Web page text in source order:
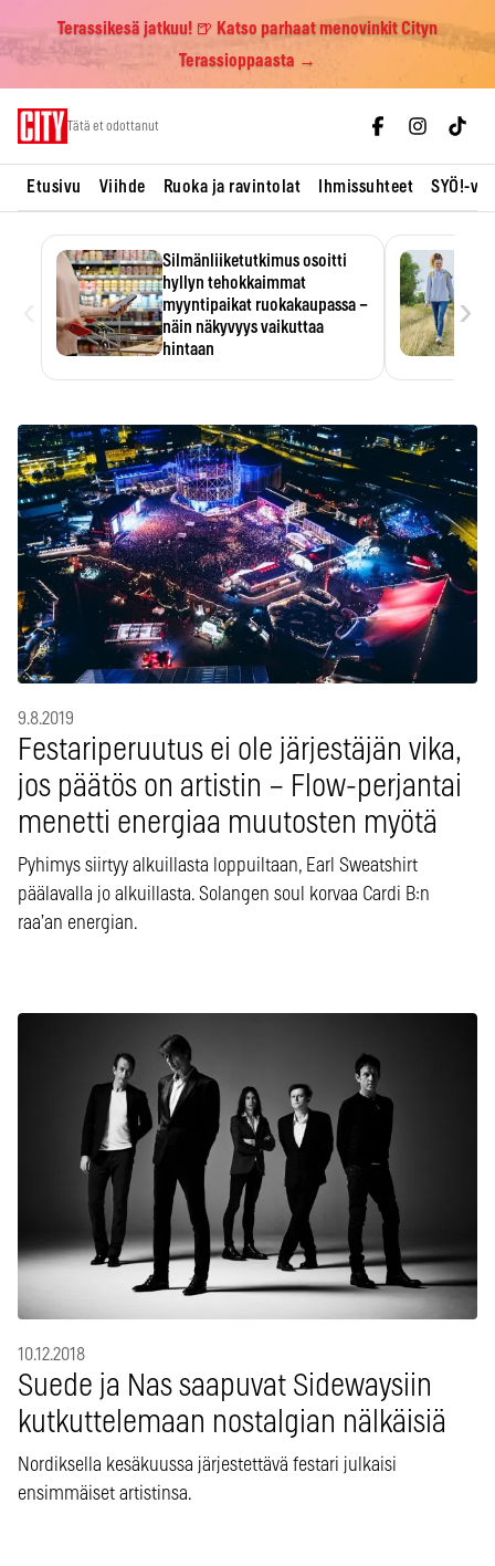
Terassikesä jatkuu! 🍺 Katso parhaat menovinkit Cityn
Terassioppaasta →
Tätä et odottanut
Etusivu Viihde Ruoka ja ravintolat Ihmissuhteet SYÖ!-
Silmänliiketutkimus osoitti
hyllyn tehokkaimmat
myyntipaikat ruokakaupassa –
näin näkyvyys vaikuttaa
hintaan
›
9.8.2019
Festariperuutus ei ole järjestäjän vika,
jos päätös on artistin – Flow-perjantai
menetti energiaa muutosten myötä
Pyhimys siirtyy alkuillasta loppuiltaan, Earl Sweatshirt
päälavalla jo alkuillasta. Solangen soul korvaa Cardi B:n
raa’an energian.
10.12.2018
Suede ja Nas saapuvat Sidewaysiin
kutkuttelemaan nostalgian nälkäisiä
Nordiksella kesäkuussa järjestettävä festari julkaisi
ensimmäiset artistinsa.